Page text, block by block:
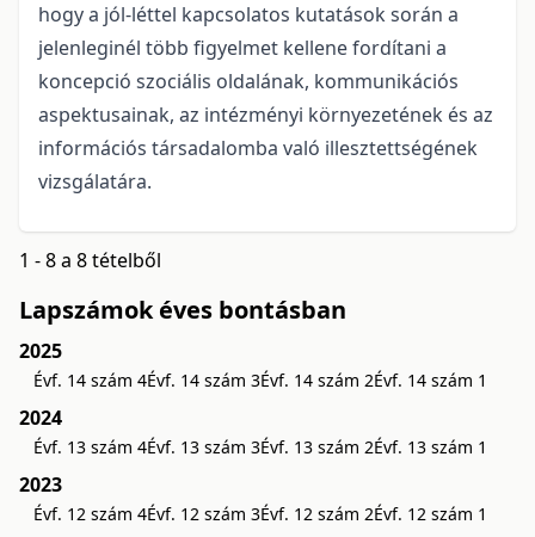
hogy a jól-léttel kapcsolatos kutatások során a
jelenleginél több figyelmet kellene fordítani a
koncepció szociális oldalának, kommunikációs
aspektusainak, az intézményi környezetének és az
információs társadalomba való illesztettségének
vizsgálatára.
1 - 8 a 8 tételből
Lapszámok éves bontásban
2025
Évf. 14 szám 4Évf. 14 szám 3Évf. 14 szám 2Évf. 14 szám 1
2024
Évf. 13 szám 4Évf. 13 szám 3Évf. 13 szám 2Évf. 13 szám 1
2023
Évf. 12 szám 4Évf. 12 szám 3Évf. 12 szám 2Évf. 12 szám 1